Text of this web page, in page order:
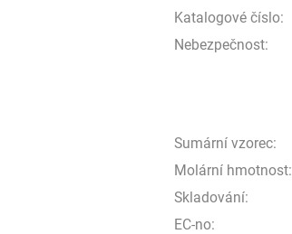
Katalogové číslo:
Nebezpečnost:
Sumární vzorec:
Molární hmotnost:
Skladování:
EC-no: